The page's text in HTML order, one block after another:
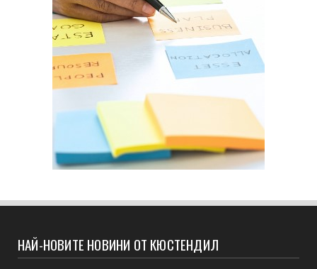
НАЙ-НОВИТЕ НОВИНИ ОТ КЮСТЕНДИЛ